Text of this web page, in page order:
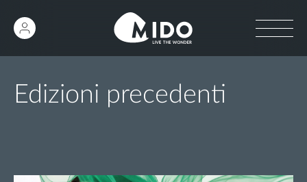
Edizioni precedenti